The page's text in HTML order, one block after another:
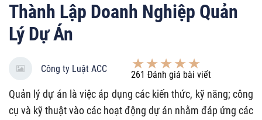
Thành Lập Doanh Nghiệp Quản
Lý Dự Án
Công ty Luật ACC
261 Đánh giá bài viết
Quản lý dự án là việc áp dụng các kiến thức, kỹ năng; công
cụ và kỹ thuật vào các hoạt động dự án nhằm đáp ứng các